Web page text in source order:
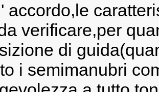
accordo,le
verificare,per
di
i semimanubri